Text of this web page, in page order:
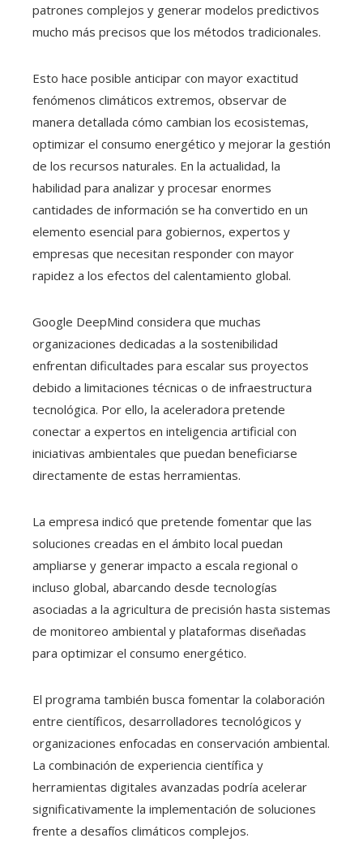
patrones complejos y generar modelos predictivos
mucho más precisos que los métodos tradicionales.
Esto hace posible anticipar con mayor exactitud
fenómenos climáticos extremos, observar de
manera detallada cómo cambian los ecosistemas,
optimizar el consumo energético y mejorar la gestión
de los recursos naturales. En la actualidad, la
habilidad para analizar y procesar enormes
cantidades de información se ha convertido en un
elemento esencial para gobiernos, expertos y
empresas que necesitan responder con mayor
rapidez a los efectos del calentamiento global.
Google DeepMind considera que muchas
organizaciones dedicadas a la sostenibilidad
enfrentan dificultades para escalar sus proyectos
debido a limitaciones técnicas o de infraestructura
tecnológica. Por ello, la aceleradora pretende
conectar a expertos en inteligencia artificial con
iniciativas ambientales que puedan beneficiarse
directamente de estas herramientas.
La empresa indicó que pretende fomentar que las
soluciones creadas en el ámbito local puedan
ampliarse y generar impacto a escala regional o
incluso global, abarcando desde tecnologías
asociadas a la agricultura de precisión hasta sistemas
de monitoreo ambiental y plataformas diseñadas
para optimizar el consumo energético.
El programa también busca fomentar la colaboración
entre científicos, desarrolladores tecnológicos y
organizaciones enfocadas en conservación ambiental.
La combinación de experiencia científica y
herramientas digitales avanzadas podría acelerar
significativamente la implementación de soluciones
frente a desafíos climáticos complejos.